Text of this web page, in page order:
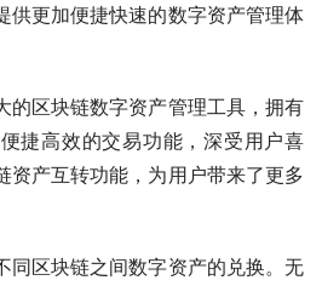
供更加便捷快速的数字资产管理体
的区块链数字资产管理工具，拥有
捷高效的交易功能，深受用户喜
资产互转功能，为用户带来了更多
同区块链之间数字资产的兑换。无